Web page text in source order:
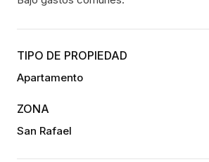
TIPO DE PROPIEDAD
Apartamento
ZONA
San Rafael